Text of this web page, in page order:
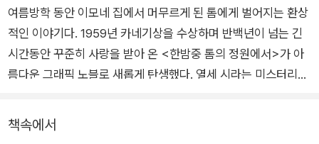
여름방학 동안 이모네 집에서 머무르게 된 톰에게 벌어지는 환상
적인 이야기다. 1959년 카네기상을 수상하며 반백년이 넘는 긴
시간동안 꾸준히 사랑을 받아 온 <한밤중 톰의 정원에서>가 아
름다운 그래픽 노블로 새롭게 탄생했다. 열세 시라는 미스터리한
타지 작품들에게 큰 영감을 주었고, 탄탄한 서사와 치밀한 구성,
거기에 매력적인 캐릭터까지 더해서 판타지 문학의 고전이자 걸
책속에서